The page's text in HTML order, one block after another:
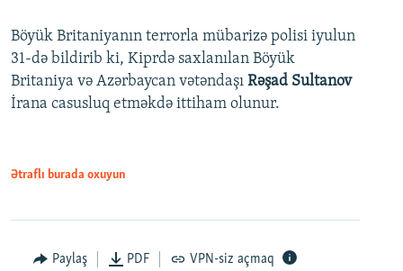
Böyük Britaniyanın terrorla mübarizə polisi iyulun
31-də bildirib ki, Kiprdə saxlanılan Böyük
Britaniya və Azərbaycan vətəndaşı Rəşad Sultanov
İrana casusluq etməkdə ittiham olunur.
Ətraflı burada oxuyun
Paylaş PDF VPN-siz açmaq